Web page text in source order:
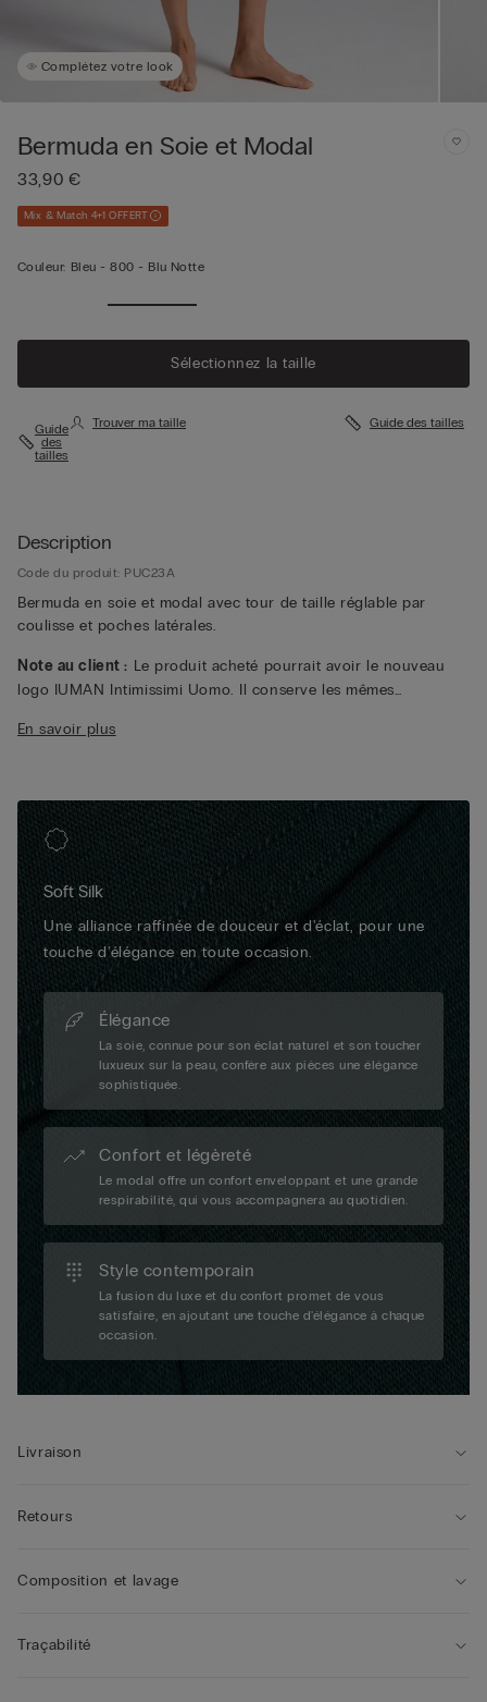
Complétez votre look
Bermuda en Soie et Modal
33,90 €
Mix & Match 4+1 OFFERT
Couleur: Bleu -800 - Blu Notte
Sélectionnez la taille
Guide
des
tailles
Trouver ma taille Guide des tailles
Description
Code du produit: PUC23A
Bermuda en soie et modal avec tour de taille réglable par
coulisse et poches latérales.
Note au client : Le produit acheté pourrait avoir le nouveau
logo IUMAN Intimissimi Uomo. Il conserve les mêmes
celui présenté sur cette page.
En savoir plus
Soft Silk
Une alliance raffinée de douceur et d'éclat, pour une
touche d'élégance en toute occasion.
Élégance
La soie, connue pour son éclat naturel et son toucher
luxueux sur la peau, confère aux pièces une élégance
sophistiquée.
Confort et légèreté
Le modal offre un confort enveloppant et une grande
respirabilité, qui vous accompagnera au quotidien.
Style contemporain
La fusion du luxe et du confort promet de vous
satisfaire, en ajoutant une touche d'élégance à chaque
occasion.
Livraison
Retours
Composition et lavage
Traçabilité